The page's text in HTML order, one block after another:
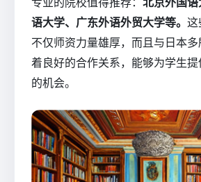
语大学、广东外语外贸大学等。 这
不仅师资力量雄厚，而且与日本
着良好的合作关系，能够为学生
的机会。